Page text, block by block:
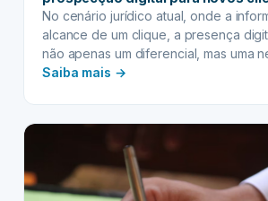
No cenário jurídico atual, onde a
alcance de um clique, a presença
não apenas um diferencial, mas uma
para qualquer profissional que deseja
Saiba mais →:
estratégias
de
prospecção